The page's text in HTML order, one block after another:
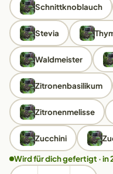
Schnittknoblauch
Stevia
Waldmeister
Zitronenbasilikum
Zitronenmelisse
Zucchini
Wird für dich gefertigt · in